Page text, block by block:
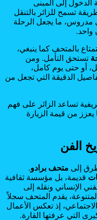
الدخول إلى المبنى
تسمح للزائر بالتنقل
مدروس، ما يجعل الرحلة
واحد.
بالمتحف كما ينبغي،
تستحق التأمل. ومن
أو حتى يوم كامل،
الدقيقة التي تجعل من
تساعد الزائر على فهم
من قيمة الزيارة
الفن
إلى متحف برادو.
قديمة، بل مؤسسة ثقافية
الإنساني ونقله إلى
يقدم المتحف سجلاً
إذ تعكس الأعمال
التي عرفتها القارة.